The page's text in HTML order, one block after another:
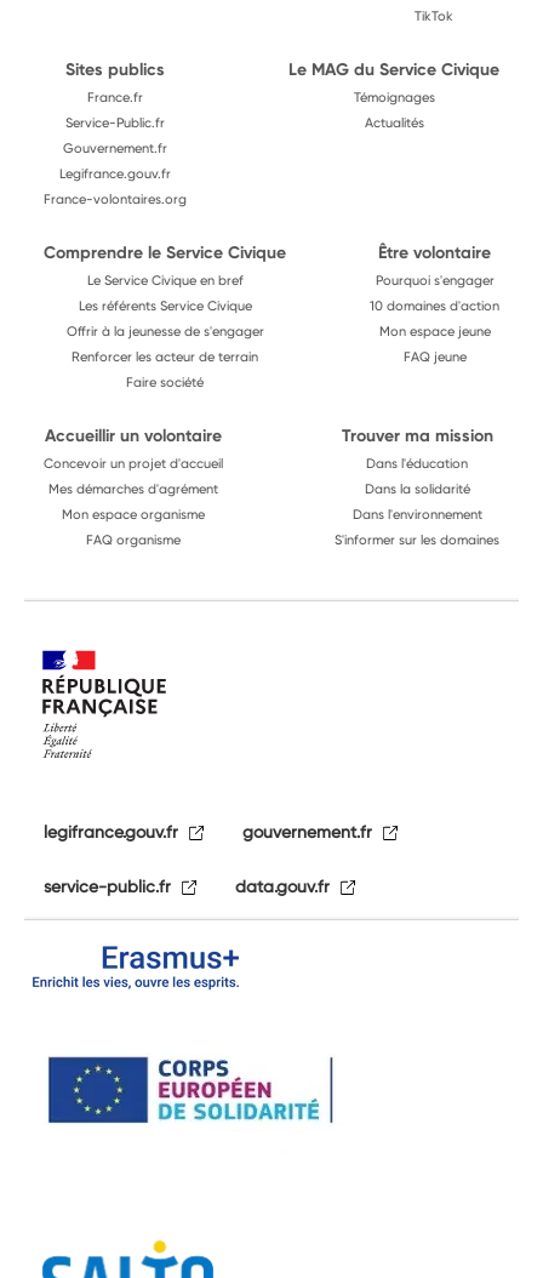
TikTok
Sites publics
France.fr
Service-Public.fr
Gouvernement.fr
Legifrance.gouv.fr
France-volontaires.org
Le MAG du Service Civique
Témoignages
Actualités
Comprendre le Service Civique
Le Service Civique en bref
Les référents Service Civique
Offrir à la jeunesse de s'engager
Renforcer les acteur de terrain
Faire société
Être volontaire
Pourquoi s'engager
10 domaines d'action
Mon espace jeune
FAQ jeune
Accueillir un volontaire
Concevoir un projet d'accueil
Mes démarches d'agrément
Mon espace organisme
FAQ organisme
Trouver ma mission
Dans l'éducation
Dans la solidarité
Dans l'environnement
S'informer sur les domaines
legifrance.gouv.fr gouvernement.fr
service-public.fr data.gouv.fr